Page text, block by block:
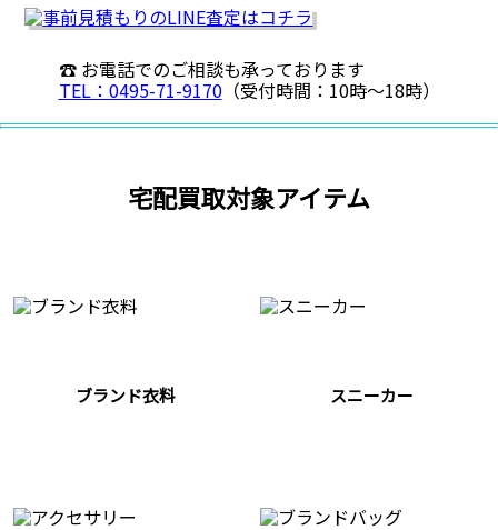
☎ お電話でのご相談も承っております
TEL：0495-71-9170（受付時間：10時〜18時）
宅配買取対象アイテム
ブランド衣料 スニーカー